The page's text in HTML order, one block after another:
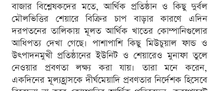
বাজার বিশ্লেষকদের মতে, আর্থিক প্রতিষ্ঠান ও কিছু দুর্বল
মৌলভিত্তির শেয়ারে বিক্রির চাপ বাড়ার কারণে এদিন
দরপতনের তালিকায় মূলত আর্থিক খাতের কোম্পানিগুলোর
আধিপত্য দেখা গেছে। পাশাপাশি কিছু মিউচুয়াল ফান্ড ও
উৎপাদনমুখী প্রতিষ্ঠানের ইউনিট ও শেয়ারেও মুনাফা তুলে
নেওয়ার প্রবণতা লক্ষ্য করা যায়। তারা মনে করেন,
একদিনের মূল্যহ্রাসকে দীর্ঘমেয়াদি প্রবণতার নির্দেশক হিসেবে